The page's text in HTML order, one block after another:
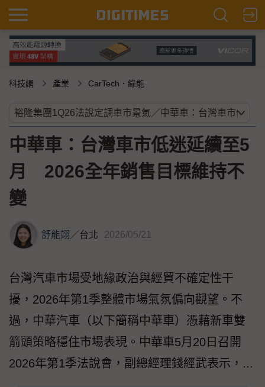
科技網 產業 CarTech．綠能
中華車：台灣車市低迷延續至5
月 2026全年銷售目標維持不
變
舒能翊 ／台北 2026/05/21
台灣汽車市場受地緣政治與經貿不確定性干
擾，2026年第1季整體市場氣氛偏向觀望。不
過，中華汽車（以下簡稱中華車）憑藉新車雙
箭頭策略穩住市場表現。中華車5月20日召開
2026年第1季法說會，副總經理錢經武表示，...